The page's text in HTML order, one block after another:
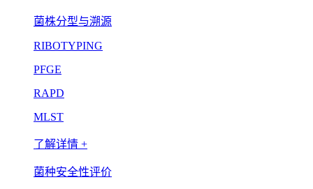
菌株分型与溯源
RIBOTYPING
PFGE
RAPD
MLST
了解详情 +
菌种安全性评价